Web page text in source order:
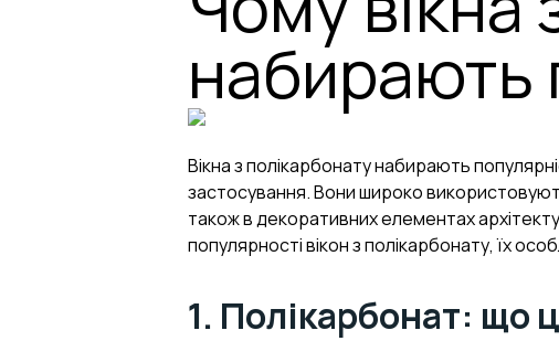
набирають
Вікна з полікарбонату набирають
застосування. Вони широко
також в декоративних елементах
популярності вікон з полікарбонату, їх
1. Полікарбонат: що